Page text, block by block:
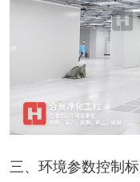
三、环境参数控制